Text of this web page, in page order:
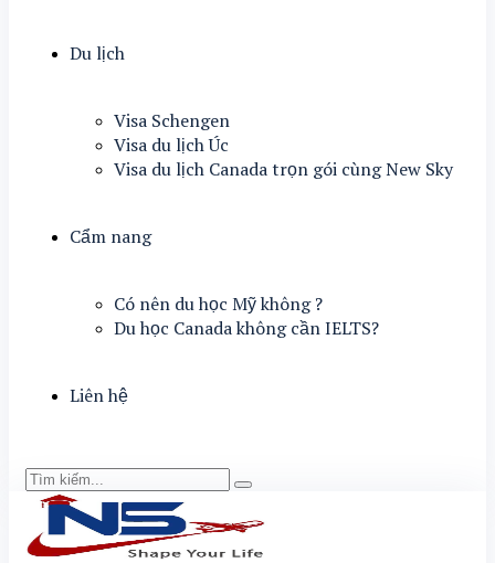
Du lịch
Visa Schengen
Visa du lịch Úc
Visa du lịch Canada trọn gói cùng New Sky
Cẩm nang
Có nên du học Mỹ không ?
Du học Canada không cần IELTS?
Liên hệ